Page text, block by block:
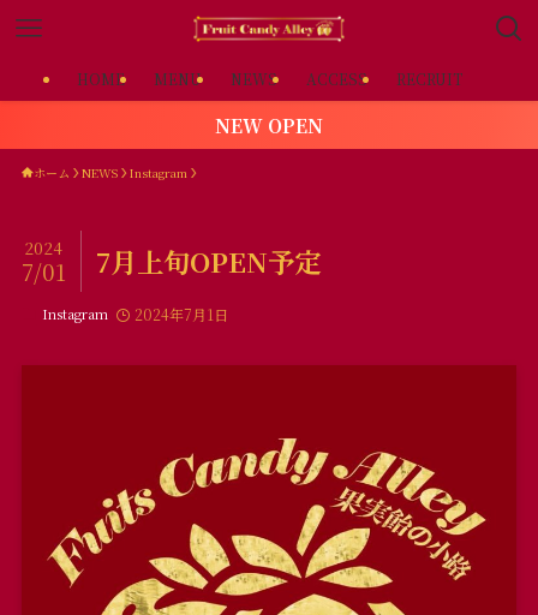
HOME MENU NEWS ACCESS RECRUIT
NEW OPEN
ホーム NEWS Instagram
7月上旬OPEN予定
2024
7/01
Instagram 2024年7月1日